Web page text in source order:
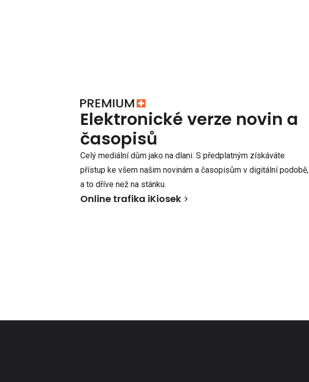
Elektronické verze novin a
časopisů
Celý mediální dům jako na dlani. S předplatným získáváte
přístup ke všem našim novinám a časopisům v digitální podobě,
a to dříve než na stánku.
Online trafika iKiosek